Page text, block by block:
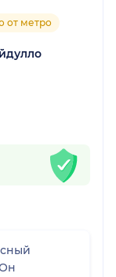
от метро